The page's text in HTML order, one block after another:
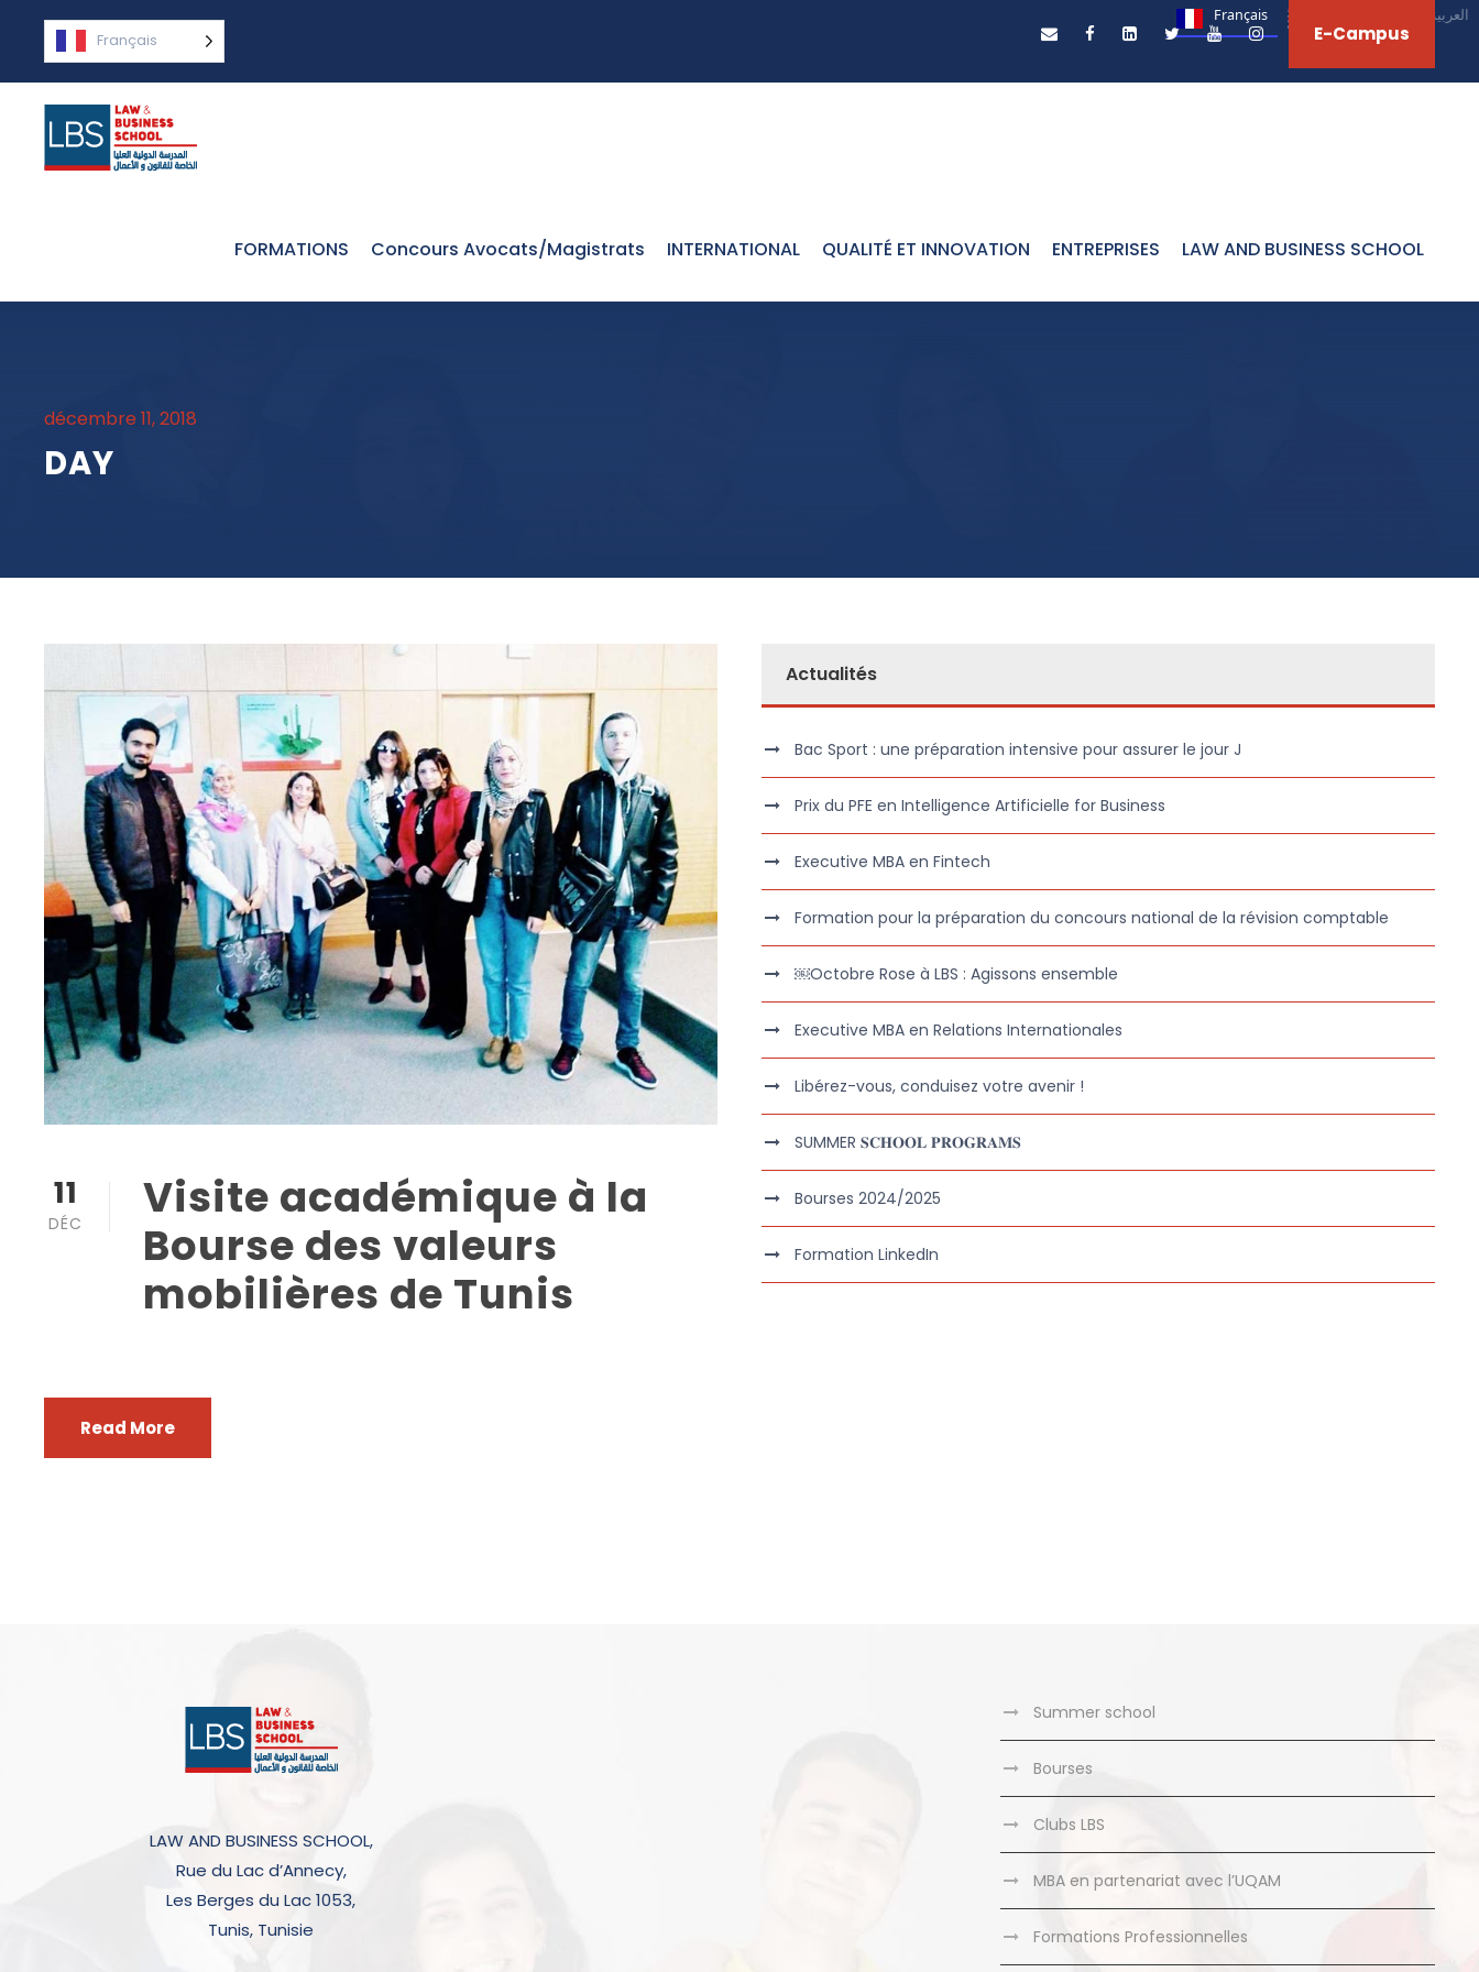
Français العربية‏
Français E-Campus
FORMATIONS Concours Avocats/Magistrats INTERNATIONAL QUALITÉ ET INNOVATION ENTREPRISES LAW AND BUSINESS SCHOOL
décembre 11, 2018
DAY
11
DÉC
Visite académique à la
Bourse des valeurs
mobilières de Tunis
Read More
Actualités
Bac Sport : une préparation intensive pour assurer le jour J
Prix du PFE en Intelligence Artificielle for Business
Executive MBA en Fintech
Formation pour la préparation du concours national de la révision comptable
￼Octobre Rose à LBS : Agissons ensemble
Executive MBA en Relations Internationales
Libérez-vous, conduisez votre avenir !
SUMMER 𝐒𝐂𝐇𝐎𝐎𝐋 𝐏𝐑𝐎𝐆𝐑𝐀𝐌𝐒
Bourses 2024/2025
Formation LinkedIn
LAW AND BUSINESS SCHOOL,
Rue du Lac d’Annecy,
Les Berges du Lac 1053,
Tunis, Tunisie
Summer school
Bourses
Clubs LBS
MBA en partenariat avec l’UQAM
Formations Professionnelles